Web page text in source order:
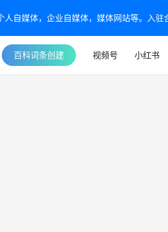
自媒体，企业自媒体，媒体网站等。入
百科词条创建 视频号 小红书